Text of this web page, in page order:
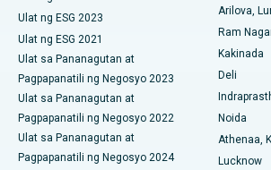
Pinakamahusay na Ospital sa
Kakinada
Pinakamahusay na Ospital sa Canal
Pinakamahusay na Ospital sa CBD
Pinakamahusay na Ospital sa Panchavati,
Cytoreductive Surgery
Ceramic Kabuuang Pagpapalit ng Tuhod
ERCP
Ulat ng ESG 2023
Ulat ng ESG 2021
Ulat sa Pananagutan at
Pagpapanatili ng Negosyo 2023
Ulat sa Pananagutan at
Pagpapanatili ng Negosyo 2022
Ulat sa Pananagutan at
Pagpapanatili ng Negosyo 2024
Arilova,
Ram
Kakinada
Deli
Noida
Athenaa,
Lucknow